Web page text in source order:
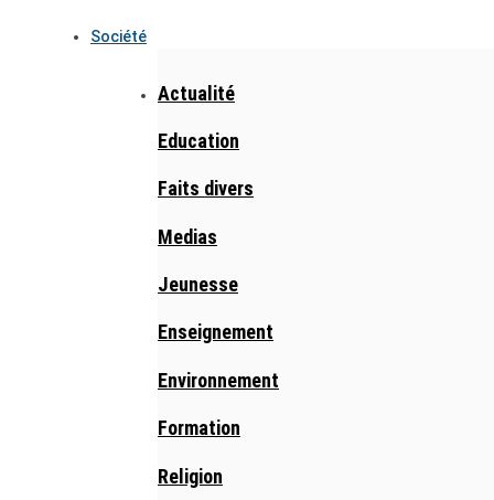
Société
Actualité
Education
Faits divers
Medias
Jeunesse
Enseignement
Environnement
Formation
Religion